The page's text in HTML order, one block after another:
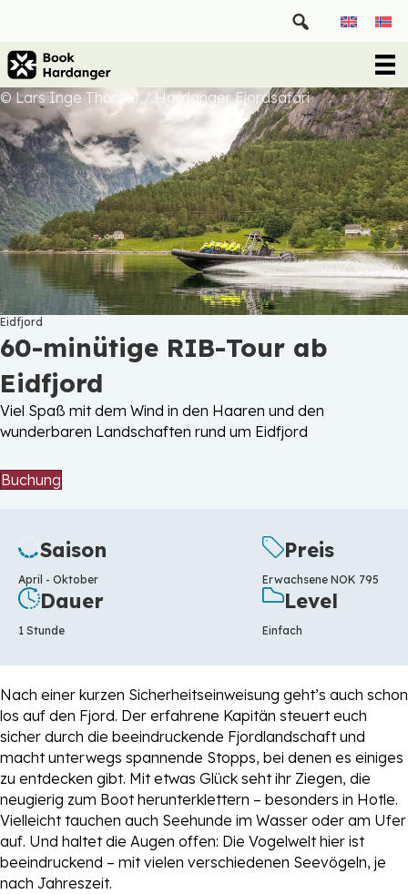
© Lars Inge Thorset / Hardanger Fjordsafari
Eidfjord
60-minütige RIB-Tour ab
Eidfjord
Viel Spaß mit dem Wind in den Haaren und den
wunderbaren Landschaften rund um Eidfjord
Buchung
Saison
April - Oktober
Preis
Erwachsene NOK 795
Dauer
1 Stunde
Level
Einfach
Nach einer kurzen Sicherheitseinweisung geht’s auch schon
los auf den Fjord. Der erfahrene Kapitän steuert euch
sicher durch die beeindruckende Fjordlandschaft und
macht unterwegs spannende Stopps, bei denen es einiges
zu entdecken gibt. Mit etwas Glück seht ihr Ziegen, die
neugierig zum Boot herunterklettern – besonders in Hotle.
Vielleicht tauchen auch Seehunde im Wasser oder am Ufer
auf. Und haltet die Augen offen: Die Vogelwelt hier ist
beeindruckend – mit vielen verschiedenen Seevögeln, je
nach Jahreszeit.